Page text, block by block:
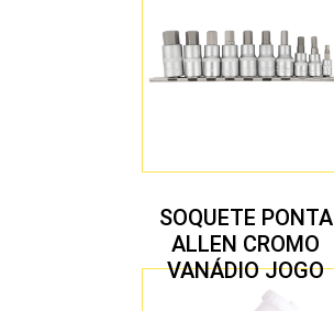
SOQUETE PONTA
ALLEN CROMO
VANÁDIO JOGO
COM 10 PEÇAS